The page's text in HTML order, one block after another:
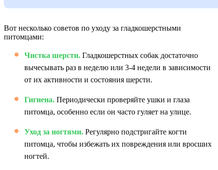
Вот несколько советов по уходу за гладкошерстными
питомцами:
Чистка шерсти. Гладкошерстных собак достаточно
вычесывать раз в неделю или 3-4 недели в зависимости
от их активности и состояния шерсти.
Гигиена. Периодически проверяйте ушки и глаза
питомца, особенно если он часто гуляет на улице.
Уход за ногтями. Регулярно подстригайте когти
питомца, чтобы избежать их повреждения или вросших
ногтей.